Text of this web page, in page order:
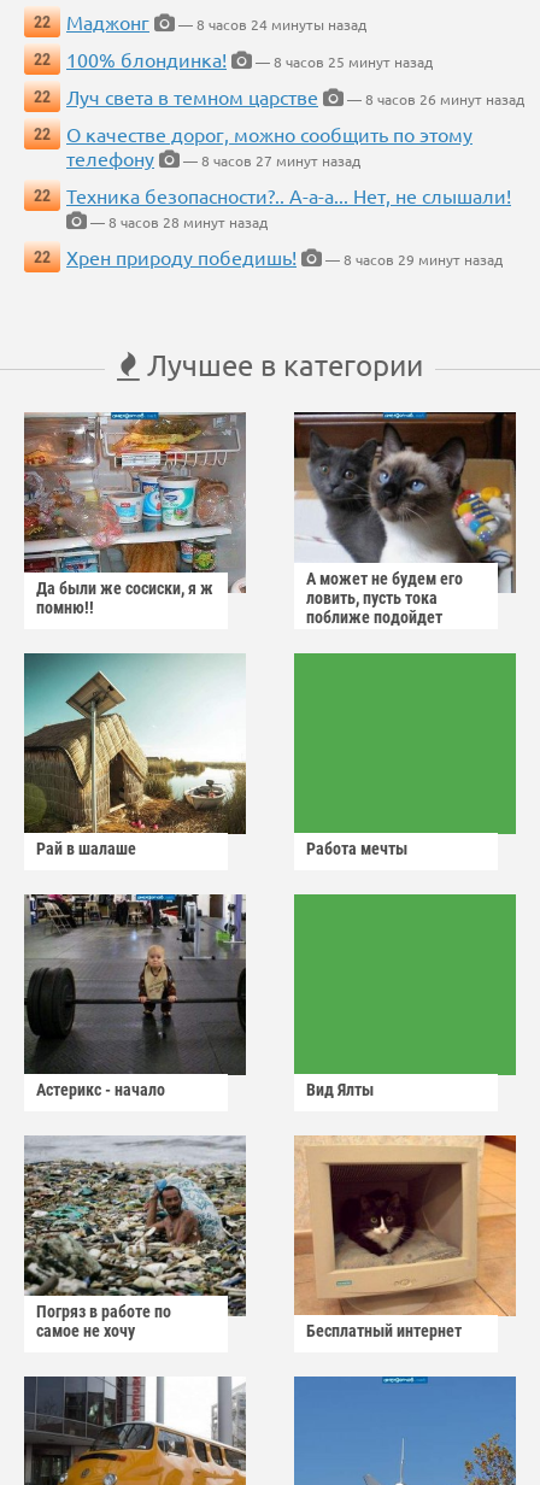
22
Маджонг
— 8 часов 24 минуты назад
22
100% блондинка!
— 8 часов 25 минут назад
22
Луч света в темном царстве
— 8 часов 26 минут назад
22
О качестве дорог, можно сообщить по этому
телефону
— 8 часов 27 минут назад
22
Техника безопасности?.. А-а-а... Нет, не слышали!
— 8 часов 28 минут назад
22
Хрен природу победишь! — 8 часов 29 минут назад
Лучшее в категории
Да были же сосиски, я ж
помню!!
А может не будем его
ловить, пусть тока
поближе подойдет
Рай в шалаше Работа мечты
Астерикс - начало Вид Ялты
Погряз в работе по
самое не хочу
Бесплатный интернет